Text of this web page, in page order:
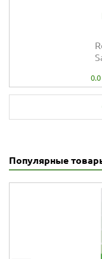
0.0
Популярные